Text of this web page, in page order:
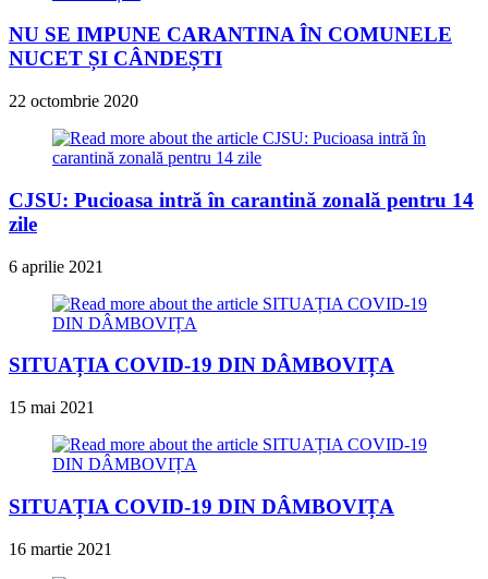
NU SE IMPUNE CARANTINA ÎN COMUNELE
NUCET ȘI CÂNDEȘTI
22 octombrie 2020
CJSU: Pucioasa intră în carantină zonală pentru 14
zile
6 aprilie 2021
SITUAȚIA COVID-19 DIN DÂMBOVIȚA
15 mai 2021
SITUAȚIA COVID-19 DIN DÂMBOVIȚA
16 martie 2021